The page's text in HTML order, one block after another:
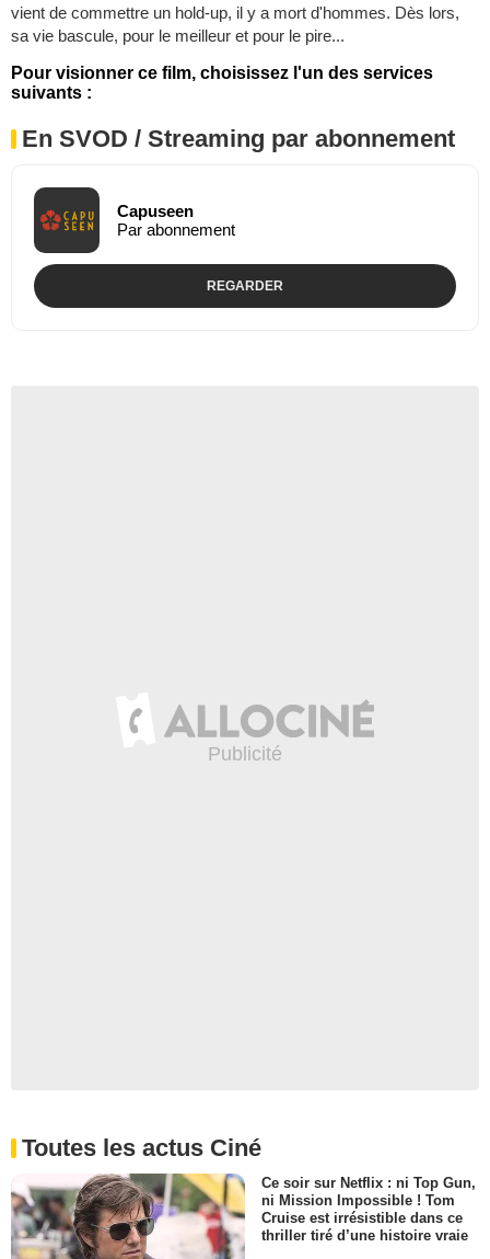
vient de commettre un hold-up, il y a mort d'hommes. Dès lors,
sa vie bascule, pour le meilleur et pour le pire...
Pour visionner ce film, choisissez l'un des services
suivants :
En SVOD / Streaming par abonnement
Capuseen
Par abonnement
REGARDER
Toutes les actus Ciné
Ce soir sur Netflix : ni Top Gun,
ni Mission Impossible ! Tom
Cruise est irrésistible dans ce
thriller tiré d’une histoire vraie